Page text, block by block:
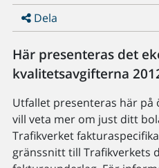
Dela
Här presenteras det
kvalitetsavgifterna
Utfallet presenteras här på
vill veta mer om just ditt
Trafikverket
gränssnitt till Trafikverkets